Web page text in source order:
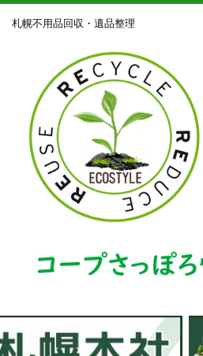
札幌不用品回収・遺品整理